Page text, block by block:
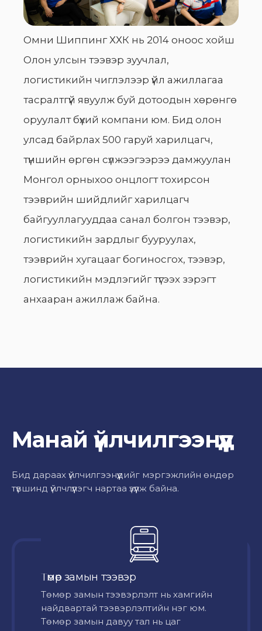
Омни Шиппинг ХХК нь 2014 оноос хойш
Олон улсын тээвэр зуучлал,
логистикийн чиглэлээр үйл ажиллагаа
тасралтгүй явуулж буй дотоодын хөрөнгө
оруулалт бүхий компани юм. Бид олон
улсад байрлах 500 гаруй харилцагч,
түншийн өргөн сүлжээгээрээ дамжуулан
Монгол орныхоо онцлогт тохирсон
тээврийн шийдлийг харилцагч
байгууллагууддаа санал болгон тээвэр,
логистикийн зардлыг бууруулах,
тээврийн хугацааг богиносгох, тээвэр,
логистикийн мэдлэгийг түгээх зэрэгт
анхааран ажиллаж байна.
Манай үйлчилгээнүүд
Бид дараах үйлчилгээнүүдийг мэргэжлийн өндөр
түвшинд үйлчлүүлэгч нартаа үзүүлж байна.
Төмөр замын тээвэр
Төмөр замын тээвэрлэлт нь хамгийн
найдвартай тээвэрлэлтийн нэг юм.
Төмөр замын давуу тал нь цаг